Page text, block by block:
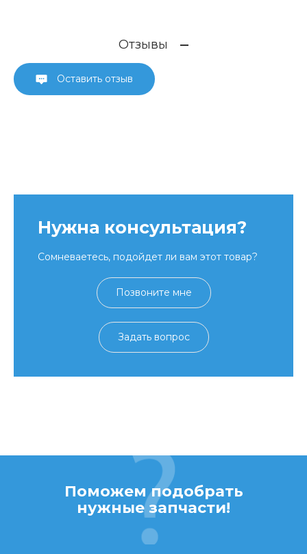
Отзывы
Оставить отзыв
Нужна консультация?
Сомневаетесь, подойдет ли вам этот товар?
Позвоните мне
Задать вопрос
Поможем подобрать
нужные запчасти!